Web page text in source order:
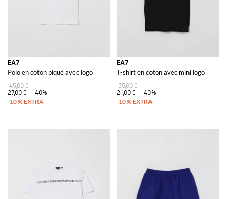
EA7
Polo en coton piqué avec logo
45,00 €
27,00 €
-40%
EA7
T-shirt en coton avec mini logo
35,00 €
21,00 €
-40%